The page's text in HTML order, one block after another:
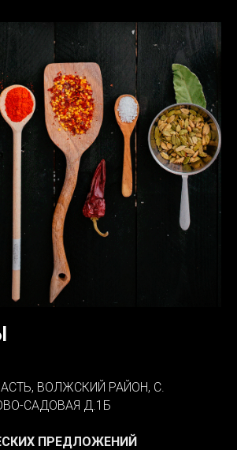
ВОЛЖСКИЙ РАЙОН, С.
САДОВАЯ Д.1Б
ПРЕДЛОЖЕНИЙ